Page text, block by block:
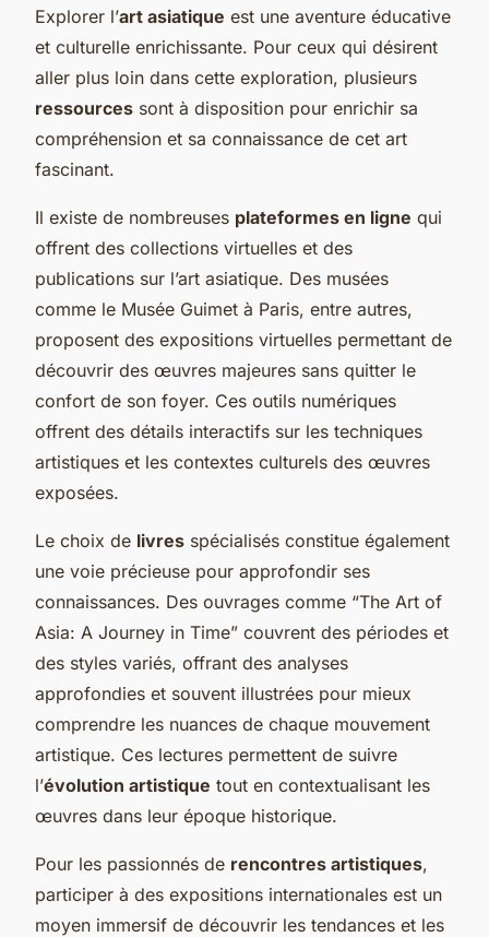
Explorer l’art asiatique est une aventure éducative
et culturelle enrichissante. Pour ceux qui désirent
aller plus loin dans cette exploration, plusieurs
ressources sont à disposition pour enrichir sa
compréhension et sa connaissance de cet art
fascinant.
Il existe de nombreuses plateformes en ligne qui
offrent des collections virtuelles et des
publications sur l’art asiatique. Des musées
comme le Musée Guimet à Paris, entre autres,
proposent des expositions virtuelles permettant de
découvrir des œuvres majeures sans quitter le
confort de son foyer. Ces outils numériques
offrent des détails interactifs sur les techniques
artistiques et les contextes culturels des œuvres
exposées.
Le choix de livres spécialisés constitue également
une voie précieuse pour approfondir ses
connaissances. Des ouvrages comme “The Art of
Asia: A Journey in Time” couvrent des périodes et
des styles variés, offrant des analyses
approfondies et souvent illustrées pour mieux
comprendre les nuances de chaque mouvement
artistique. Ces lectures permettent de suivre
l’évolution artistique tout en contextualisant les
œuvres dans leur époque historique.
Pour les passionnés de rencontres artistiques,
participer à des expositions internationales est un
moyen immersif de découvrir les tendances et les